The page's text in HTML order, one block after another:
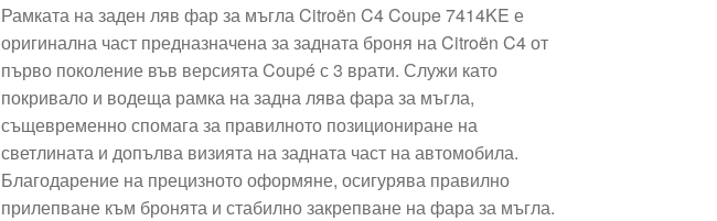
Рамката на заден ляв фар за мъгла Citroën C4 Coupe 7414KE е
оригинална част предназначена за задната броня на Citroën C4 от
първо поколение във версията Coupé с 3 врати. Служи като
покривало и водеща рамка на задна лява фара за мъгла,
същевременно спомага за правилното позициониране на
светлината и допълва визията на задната част на автомобила.
Благодарение на прецизното оформяне, осигурява правилно
прилепване към бронята и стабилно закрепване на фара за мъгла.